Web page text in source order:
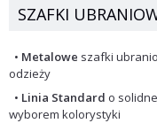
SZAFKI
• Metalowe szafki
odzieży
• Linia Standard o
wyborem kolorystyki